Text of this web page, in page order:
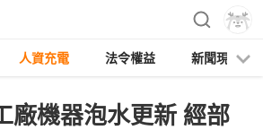
人資充電 法令權益 新聞現場
廠機器泡水更新 經部